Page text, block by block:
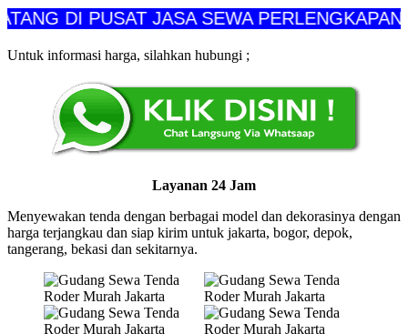
DI PUSAT JASA SEWA PERLENGKAPAN
Untuk informasi harga, silahkan hubungi ;
Layanan 24 Jam
Menyewakan tenda dengan berbagai model dan dekorasinya dengan
harga terjangkau dan siap kirim untuk jakarta, bogor, depok,
tangerang, bekasi dan sekitarnya.